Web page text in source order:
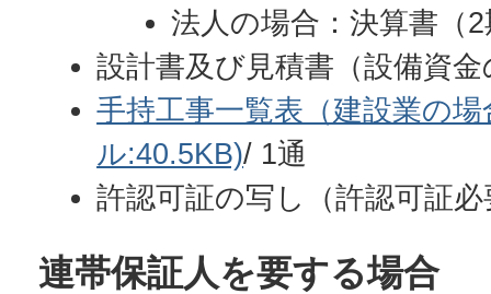
法人の場合：決算書（
設計書及び見積書（設備資
手持工事一覧表（建設業の
ル:40.5KB)/ 1通
許認可証の写し（許認可証
連帯保証人を要する場合